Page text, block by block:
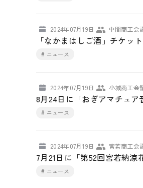
2024年07月19日 中間商工会
「なかまはしご酒」チケッ
# ニュース
2024年07月19日 小城商工会
8月24日に「おぎアマチュア
# ニュース
2024年07月19日 宮若商工会
7月21日に「第52回宮若納涼
# ニュース